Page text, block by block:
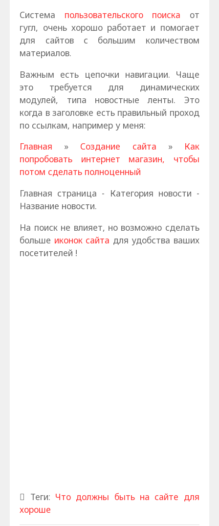
Система пользовательского поиска от
гугл, очень хорошо работает и помогает
для сайтов с большим количеством
материалов.
Важным есть цепочки навигации. Чаще
это требуется для динамических
модулей, типа новостные ленты. Это
когда в заголовке есть правильный проход
по ссылкам, например у меня:
Главная » Создание сайта » Как
попробовать интернет магазин, чтобы
потом сделать полноценный
Главная страница - Категория новости -
Название новости.
На поиск не влияет, но возможно сделать
больше иконок сайта для удобства ваших
посетителей !
Теги: Что должны быть на сайте для
хороше